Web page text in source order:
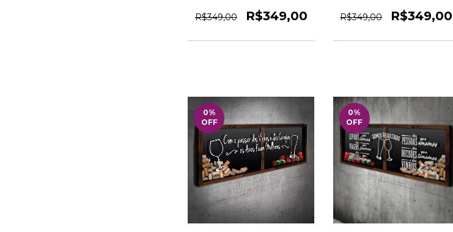
R$349,00
R$349,00
Quadro Novo
R$349,00 R$349,00
0%
OFF
0%
OFF